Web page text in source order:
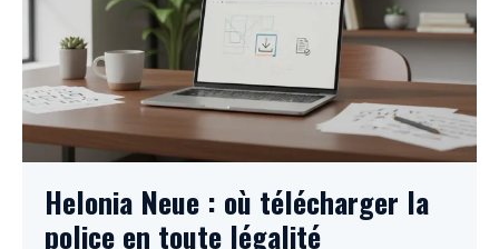
Helonia Neue : où télécharger la
police en toute légalité